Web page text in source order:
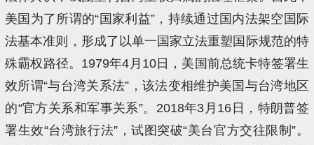
美国为了所谓的“国家利益”，持续通过国内法架空国际
法基本准则，形成了以单一国家立法重塑国际规范的特
殊霸权路径。1979年4月10日，美国前总统卡特签署生
效所谓“与台湾关系法”，该法变相维护美国与台湾地区
的“官方关系和军事关系”。2018年3月16日，特朗普签
署生效“台湾旅行法”，试图突破“美台官方交往限制”。